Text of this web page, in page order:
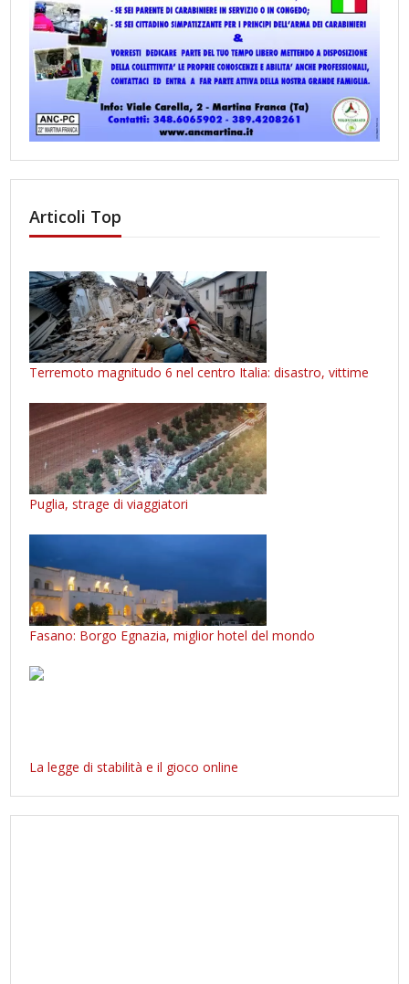
Articoli Top
Terremoto magnitudo 6 nel centro Italia: disastro, vittime
Puglia, strage di viaggiatori
Fasano: Borgo Egnazia, miglior hotel del mondo
La legge di stabilità e il gioco online